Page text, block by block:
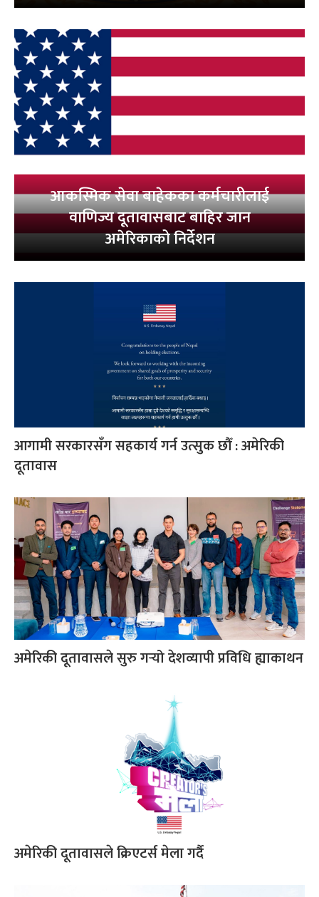
आकस्मिक सेवा बाहेकका कर्मचारीलाई
वाणिज्य दूतावासबाट बाहिर जान
अमेरिकाको निर्देशन
आगामी सरकारसँग सहकार्य गर्न उत्सुक छौँ : अमेरिकी
दूतावास
अमेरिकी दूतावासले सुरु गर्‍यो देशव्यापी प्रविधि ह्याकाथन
अमेरिकी दूतावासले क्रिएटर्स मेला गर्दै